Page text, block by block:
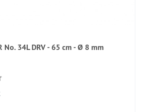
No. 34L DRV - 65 cm - Ø 8 mm